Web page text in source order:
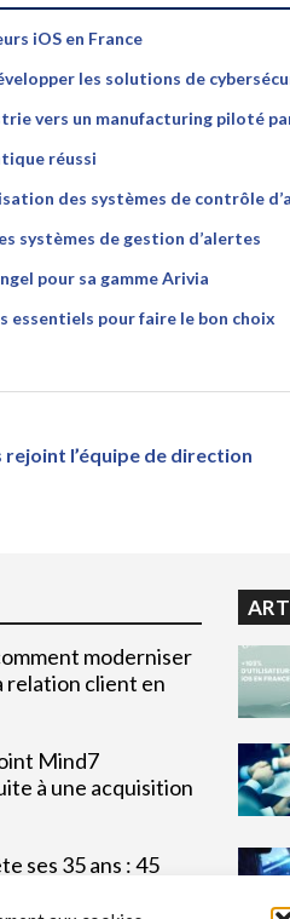
iOS en France
les solutions de
vers un manufacturing piloté
réussi
des systèmes de contrôle
systèmes de gestion d’alertes
pour sa gamme Arivia
essentiels pour faire le bon choix
l’équipe de direction
moderniser
relation client en
Mind7
à une acquisition
ses 35 ans : 45